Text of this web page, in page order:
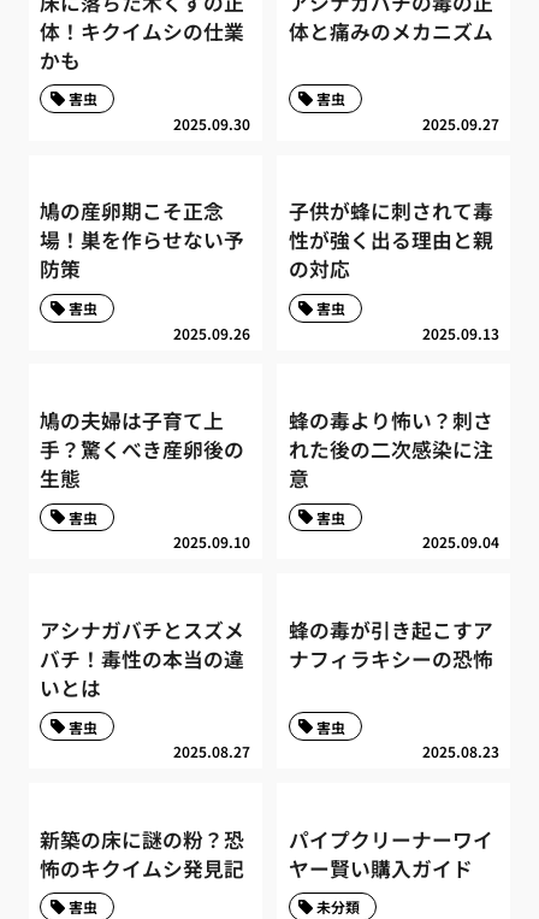
体！キクイムシの仕業
かも
2025.09.30
害虫
体と痛みのメカニズム
2025.09.27
害虫
鳩の産卵期こそ正念
場！巣を作らせない予
防策
2025.09.26
害虫
子供が蜂に刺されて毒
性が強く出る理由と親
の対応
2025.09.13
害虫
鳩の夫婦は子育て上
手？驚くべき産卵後の
生態
2025.09.10
害虫
蜂の毒より怖い？刺さ
れた後の二次感染に注
意
2025.09.04
害虫
アシナガバチとスズメ
バチ！毒性の本当の違
いとは
2025.08.27
害虫
蜂の毒が引き起こすア
ナフィラキシーの恐怖
2025.08.23
害虫
新築の床に謎の粉？恐
怖のキクイムシ発見記
害虫
パイプクリーナーワイ
ヤー賢い購入ガイド
未分類